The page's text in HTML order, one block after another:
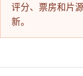
评分、票房和片
新。